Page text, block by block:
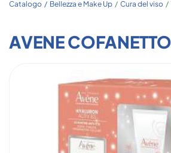
Catalogo / Bellezza e Make Up / Cura del viso /
AVENE